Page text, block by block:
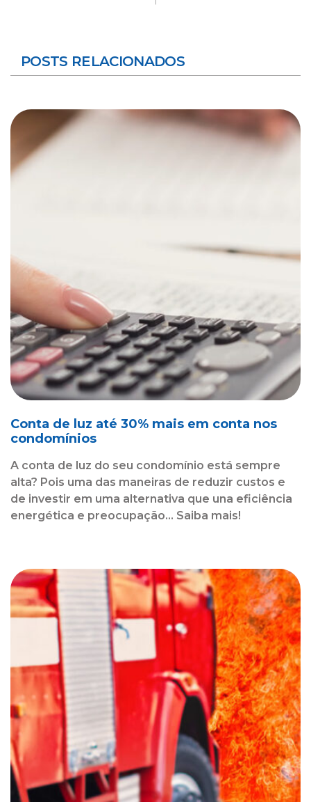
POSTS RELACIONADOS
Conta de luz até 30% mais em conta nos
condomínios
A conta de luz do seu condomínio está sempre
alta? Pois uma das maneiras de reduzir custos e
de investir em uma alternativa que una eficiência
energética e preocupação... Saiba mais!